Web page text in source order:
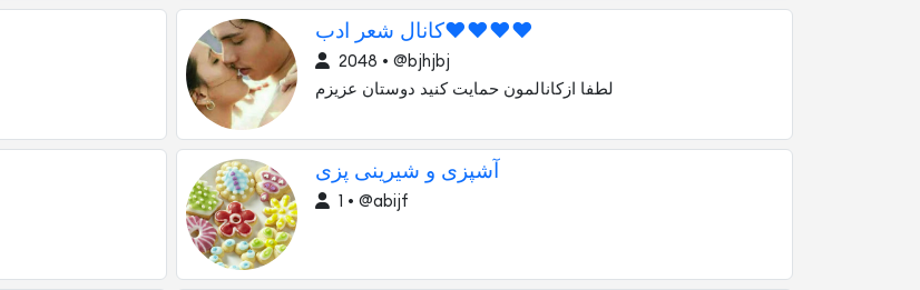
کانال شعر ادب❤️❤️❤️❤️
2048 • @bjhjbj
لطفا ازکانالمون حمایت کنید دوستان عزیزم
آشپزی و شیرینی پزی
1 • @abijf